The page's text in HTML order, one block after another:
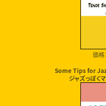
価格
Some Tips for
ジャズっぽく